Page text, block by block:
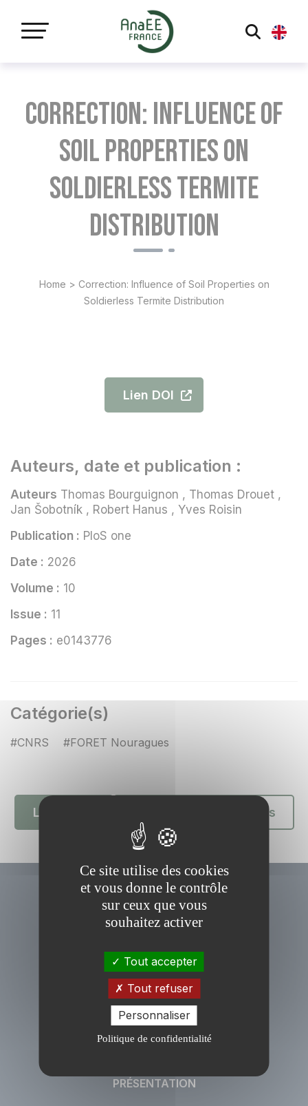
Correction: Influence of
Soil Properties on
Soldierless Termite
Distribution
Home > Correction: Influence of Soil Properties on
Soldierless Termite Distribution
Lien DOI
Auteurs, date et publication :
Auteurs Thomas Bourguignon , Thomas Drouet ,
Jan Šobotník , Robert Hanus , Yves Roisin
Publication : PloS one
Date : 2026
Volume : 10
Issue : 11
Pages : e0143776
Catégorie(s)
#CNRS #FORET Nouragues
Lien DOI Retour aux publications
PRÉSENTATION
Ce site utilise des cookies
et vous donne le contrôle
sur ceux que vous
souhaitez activer
Tout accepter
Tout refuser
Personnaliser
Politique de confidentialité